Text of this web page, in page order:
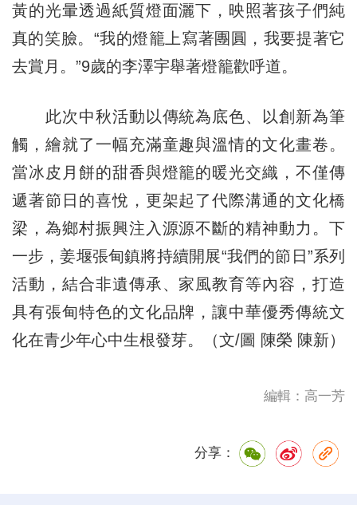
黃的光暈透過紙質燈面灑下，映照著孩子們純
真的笑臉。“我的燈籠上寫著團圓，我要提著它
去賞月。”9歲的李澤宇舉著燈籠歡呼道。
此次中秋活動以傳統為底色、以創新為筆
觸，繪就了一幅充滿童趣與溫情的文化畫卷。
當冰皮月餅的甜香與燈籠的暖光交織，不僅傳
遞著節日的喜悅，更架起了代際溝通的文化橋
梁，為鄉村振興注入源源不斷的精神動力。下
一步，姜堰張甸鎮將持續開展“我們的節日”系列
活動，結合非遺傳承、家風教育等內容，打造
具有張甸特色的文化品牌，讓中華優秀傳統文
化在青少年心中生根發芽。（文/圖 陳榮 陳新）
編輯：高一芳
分享：